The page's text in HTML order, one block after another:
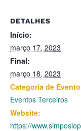
DETALHES
Início:
março 17, 2023
Final:
março 18, 2023
Categoria de
Eventos Terceiros
Website:
https://